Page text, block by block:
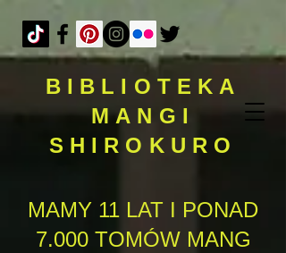
BIBLIOTEKA
MANGI
SHIROKURO
MAMY 11 LAT I PONAD
7.000 TOMÓW MANG